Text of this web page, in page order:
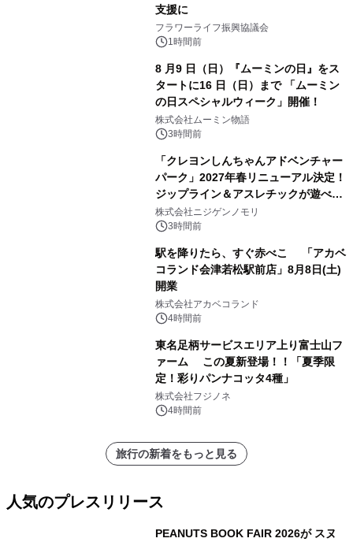
支援に
フラワーライフ振興協議会
1時間前
8 月9 日（日）『ムーミンの日』をス
タートに16 日（日）まで 「ムーミン
の日スペシャルウィーク」開催！
株式会社ムーミン物語
3時間前
「クレヨンしんちゃんアドベンチャー
パーク」2027年春リニューアル決定！
ジップライン＆アスレチックが遊べる
のは今年が最後！ 「ラスト！ドキがム
ネムネ～大作戦！」始動
株式会社ニジゲンノモリ
3時間前
駅を降りたら、すぐ赤べこ 「アカベ
コランド会津若松駅前店」8月8日(土)
開業
株式会社アカベコランド
4時間前
東名足柄サービスエリア上り富士山フ
ァーム この夏新登場！！「夏季限
定！彩りパンナコッタ4種」
株式会社フジノネ
4時間前
旅行の新着をもっと見る
人気のプレスリリース
PEANUTS BOOK FAIR 2026が スヌ